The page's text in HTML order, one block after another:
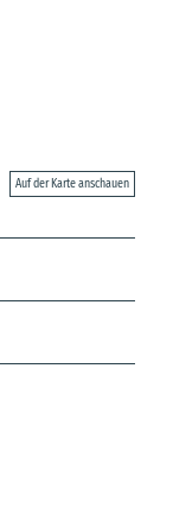
Auf der Karte anschauen